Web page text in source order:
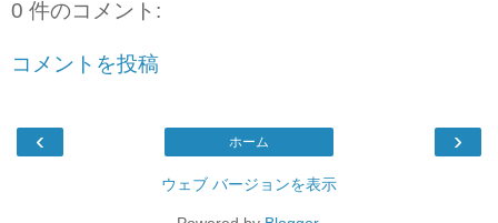
0 件のコメント:
コメントを投稿
‹ ›
ホーム
ウェブ バージョンを表示